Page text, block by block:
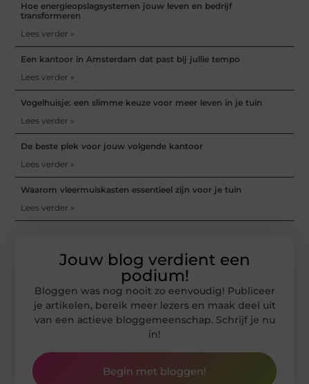
Hoe energieopslagsystemen jouw leven en bedrijf
transformeren
Lees verder »
Een kantoor in Amsterdam dat past bij jullie tempo
Lees verder »
Vogelhuisje: een slimme keuze voor meer leven in je tuin
Lees verder »
De beste plek voor jouw volgende kantoor
Lees verder »
Waarom vleermuiskasten essentieel zijn voor je tuin
Lees verder »
Jouw blog verdient een
podium!
Bloggen was nog nooit zo eenvoudig! Publiceer
je artikelen, bereik meer lezers en maak deel uit
van een actieve bloggemeenschap. Schrijf je nu
in!
Begin met bloggen!